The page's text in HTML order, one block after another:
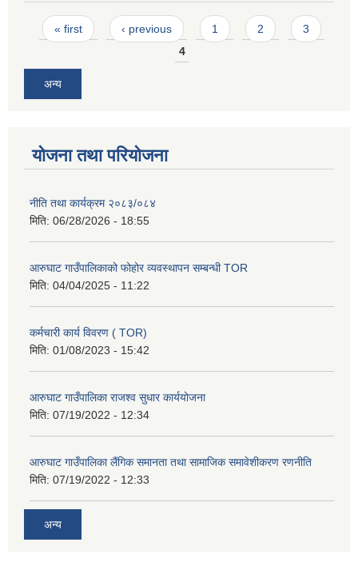
Pages
« first ‹ previous 1 2
3
4
अन्य
योजना तथा परियोजना
नीति तथा कार्यक्रम २०८३/०८४
मिति: 06/28/2026 - 18:55
आरुघाट गाउँपालिकाको फोहोर व्यवस्थापन सम्बन्धी TOR
मिति: 04/04/2025 - 11:22
कर्मचारी कार्य विवरण ( TOR)
मिति: 01/08/2023 - 15:42
आरुघाट गाउँपालिका राजश्व सुधार कार्ययोजना
मिति: 07/19/2022 - 12:34
आरुघाट गाउँपालिका लैंगिक समानता तथा सामाजिक समावेशीकरण रणनीति
मिति: 07/19/2022 - 12:33
अन्य